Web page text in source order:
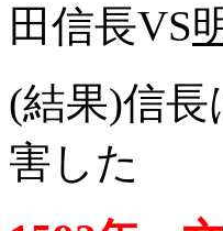
田信長VS
(結果)信
害した